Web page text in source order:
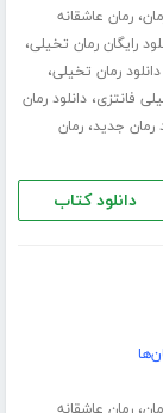
،رمان عاشقانه
رایگان رمان تخیلی،
دانلود رمان تخیلی،
فانتزی،دانلود رمان
رمان جدید،رمان
دانلود کتاب